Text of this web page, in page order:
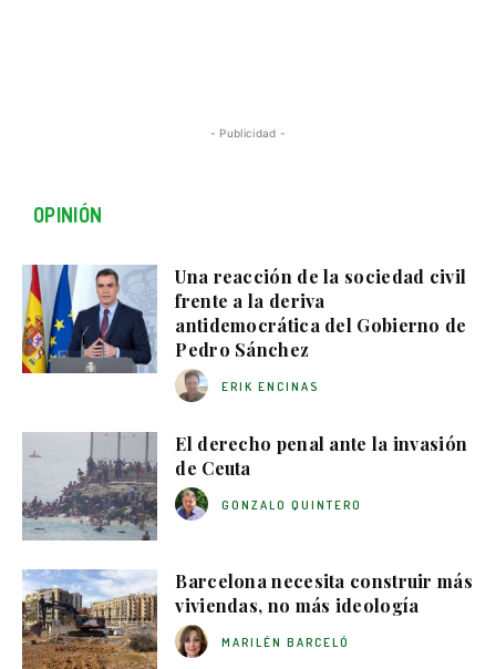
- Publicidad -
OPINIÓN
Una reacción de la sociedad civil
frente a la deriva
antidemocrática del Gobierno de
Pedro Sánchez
ERIK ENCINAS
El derecho penal ante la invasión
de Ceuta
GONZALO QUINTERO
Barcelona necesita construir más
viviendas, no más ideología
MARILÉN BARCELÓ